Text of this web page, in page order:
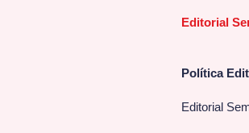
Editorial
Política
Editorial